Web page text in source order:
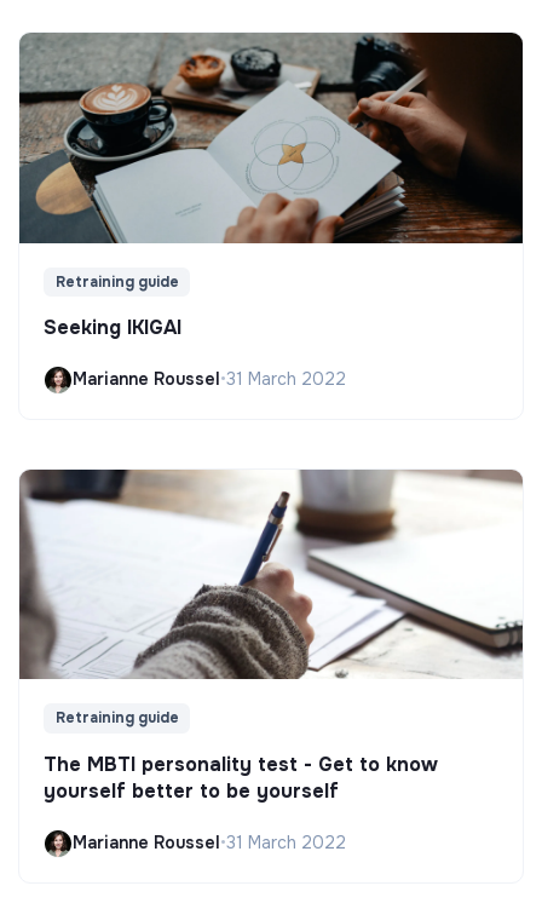
Retraining guide
Seeking IKIGAI
Marianne Roussel •31 March 2022
Retraining guide
The MBTI personality test - Get to know
yourself better to be yourself
Marianne Roussel•31 March 2022